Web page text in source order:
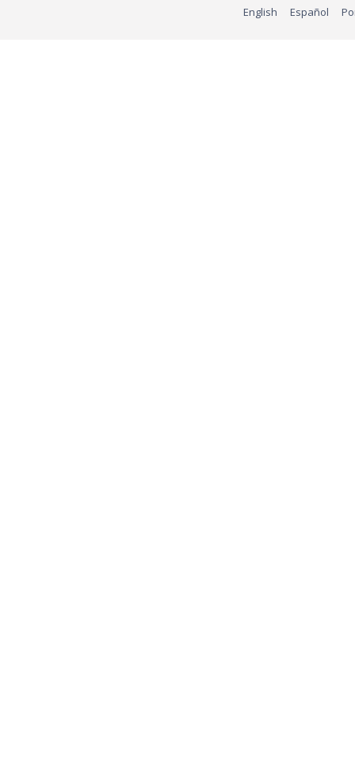
English Español